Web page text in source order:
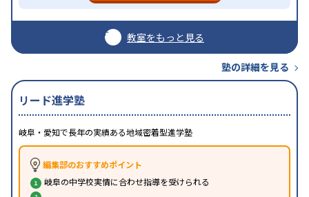
教室をもっと見る
塾の詳細を見る
リード進学塾
岐阜・愛知で長年の実績ある地域密着型進学塾
編集部のおすすめポイント
岐阜の中学校実情に合わせ指導を受けられる